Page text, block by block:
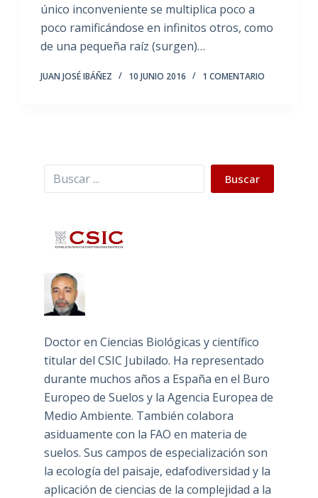
único inconveniente se multiplica poco a
poco ramificándose en infinitos otros, como
de una pequeña raíz (surgen)…
JUAN JOSÉ IBÁÑEZ 10 JUNIO 2016 1 COMENTARIO
Buscar Buscar
Doctor en Ciencias Biológicas y científico
titular del CSIC Jubilado. Ha representado
durante muchos años a España en el Buro
Europeo de Suelos y la Agencia Europea de
Medio Ambiente. También colabora
asiduamente con la FAO en materia de
suelos. Sus campos de especialización son
la ecología del paisaje, edafodiversidad y la
aplicación de ciencias de la complejidad a la